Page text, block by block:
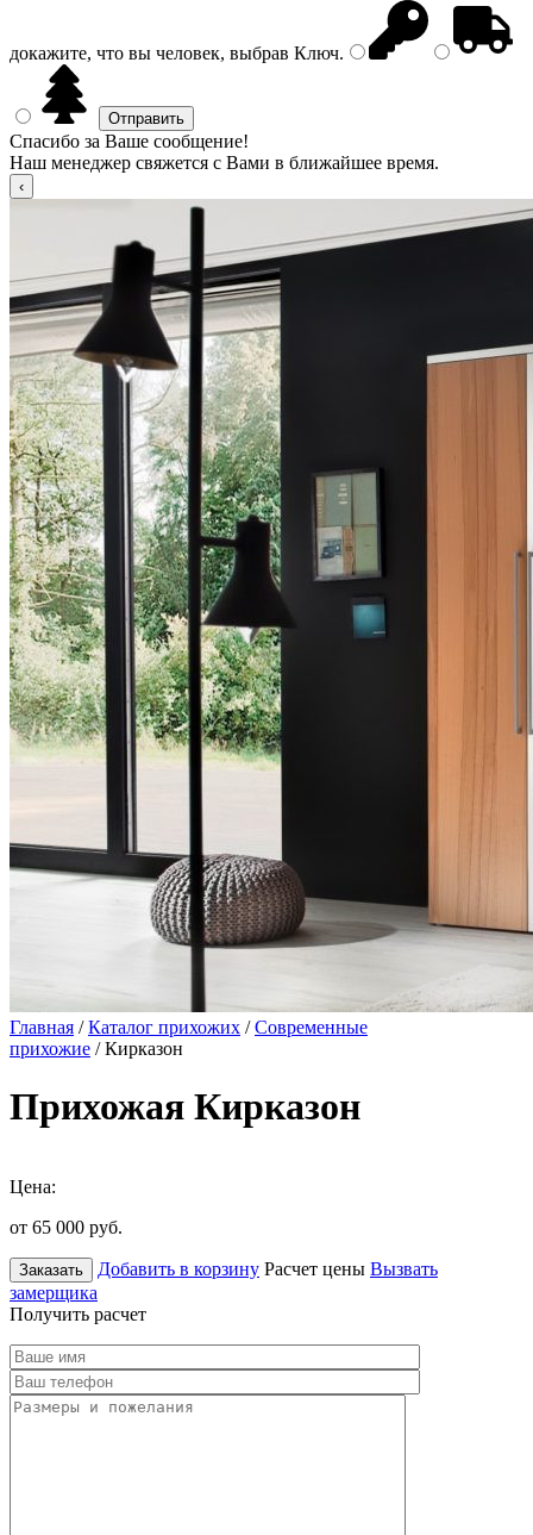
докажите, что вы человек, выбрав Ключ.
Спасибо за Ваше сообщение!
Наш менеджер свяжется с Вами в ближайшее время.
Главная /Каталог прихожих /Современные
прихожие / Кирказон
Прихожая Кирказон
Цена:
от 65 000 руб.
Заказать Добавить в корзину Расчет цены Вызвать
замерщика
Получить расчет